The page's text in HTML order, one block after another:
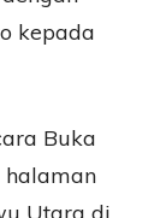
kepada
Buka
halaman